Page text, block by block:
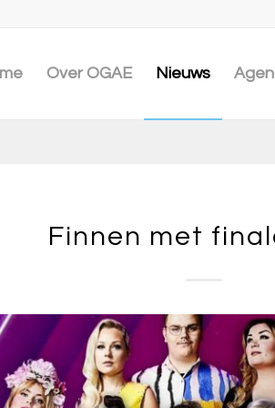
Over OGAE Nieuws
Finnen met